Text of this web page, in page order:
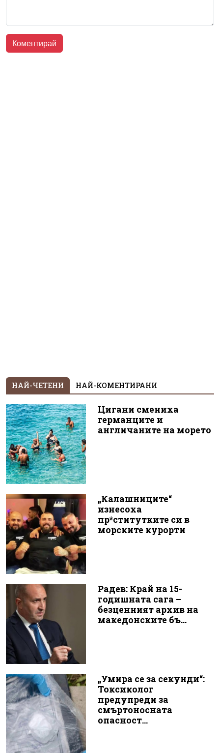
НАЙ-ЧЕТЕНИ НАЙ-КОМЕНТИРАНИ
Цигани смениха
германците и
англичаните на морето
„Калашниците“
изнесоха
пр*ститутките си в
морските курорти
Радев: Край на 15-
годишната сага –
безценният архив на
македонските бъ...
„Умира се за секунди“:
Токсиколог
предупреди за
смъртоносната
опасност...